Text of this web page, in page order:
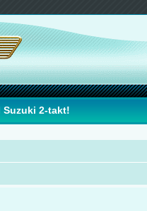
Suzuki 2-takt!